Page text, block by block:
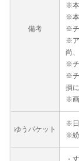
備考
※本
※本
※チ
※ア
尚
※チ
※チ
損
※画
ゆうパケット
※日
※紛
・